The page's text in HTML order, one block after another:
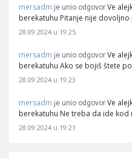
mersadm je unio odgovor Ve
berekatuhu Pitanje nije dovoljno
28.09.2024 u 19:25
mersadm je unio odgovor Ve
berekatuhu Ako se bojiš štete
28.09.2024 u 19:23
mersadm je unio odgovor Ve
berekatuhu Ne treba da ide
28.09.2024 u 19:21